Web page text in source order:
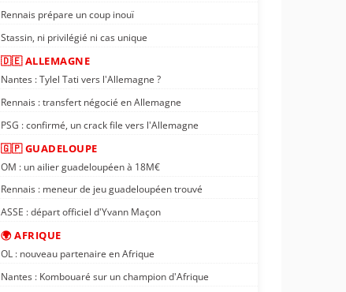
Rennais prépare un coup inouï
Stassin, ni privilégié ni cas unique
🇩🇪 ALLEMAGNE
Nantes : Tylel Tati vers l'Allemagne ?
Rennais : transfert négocié en Allemagne
PSG : confirmé, un crack file vers l'Allemagne
🇬🇵 GUADELOUPE
OM : un ailier guadeloupéen à 18M€
Rennais : meneur de jeu guadeloupéen trouvé
ASSE : départ officiel d'Yvann Maçon
🌍 AFRIQUE
OL : nouveau partenaire en Afrique
Nantes : Kombouaré sur un champion d'Afrique